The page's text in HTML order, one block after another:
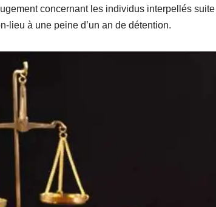
concernant les individus interpellés
lieu à une peine d’un an de détention.